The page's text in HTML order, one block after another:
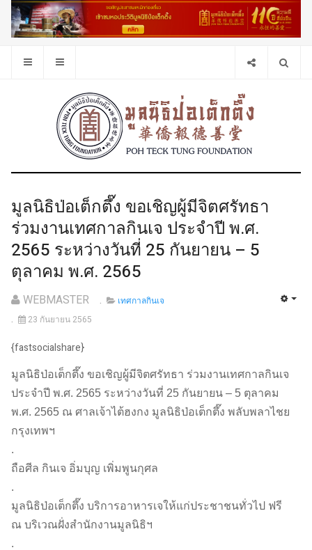
มูลนิธิป่อเต็กตึ๊ง ขอเชิญผู้มีจิตศรัทธา
ร่วมงานเทศกาลกินเจ ประจำปี พ.ศ.
2565 ระหว่างวันที่ 25 กันยายน – 5
ตุลาคม พ.ศ. 2565
WEBMASTER
เทศกาลกินเจ
23 กันยายน 2565
{fastsocialshare}
มูลนิธิป่อเต็กตึ๊ง ขอเชิญผู้มีจิตศรัทธา ร่วมงานเทศกาลกินเจ
ประจำปี พ.ศ. 2565 ระหว่างวันที่ 25 กันยายน – 5 ตุลาคม
พ.ศ. 2565 ณ ศาลเจ้าไต้ฮงกง มูลนิธิป่อเต็กตึ๊ง พลับพลาไชย
กรุงเทพฯ
.
ถือศีล กินเจ อิ่มบุญ เพิ่มพูนกุศล
.
มูลนิธิป่อเต็กตึ๊ง บริการอาหารเจให้แก่ประชาชนทั่วไป ฟรี
ณ บริเวณฝั่งสำนักงานมูลนิธิฯ
.